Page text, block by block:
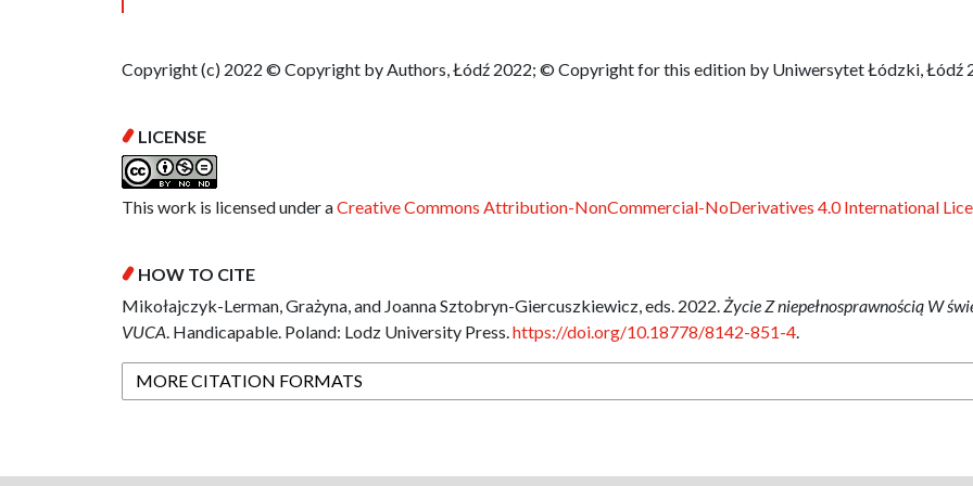
Copyright (c) 2022 © Copyright by Authors, Łódź 2022; © Copyright for this edition by Uniwersytet Łódzki, Łódź
LICENSE
This work is licensed under aCreative Commons Attribution-NonCommercial-NoDerivatives 4.0 International
HOW TO CITE
Mikołajczyk-Lerman, Grażyna, and Joanna Sztobryn-Giercuszkiewicz, eds. 2022.Życie Z niepełnosprawnością W
VUCA. Handicapable. Poland: Lodz University Press.https://doi.org/10.18778/8142-851-4.
MORE CITATION FORMATS